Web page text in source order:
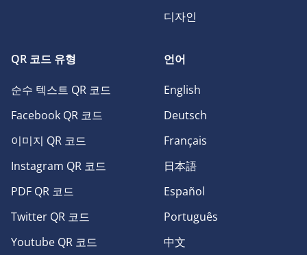
디자인
QR 코드 유형
순수 텍스트 QR 코드
Facebook QR 코드
이미지 QR 코드
Instagram QR 코드
PDF QR 코드
Twitter QR 코드
Youtube QR 코드
언어
English
Deutsch
Français
日本語
Español
Português
中文